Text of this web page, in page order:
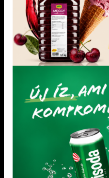
DIA-WELLNESS TERMÉKEK
Dia-wellness Crunchy Coconut 30
Gluténmentes, vegán, pálmaolajmentes.
Hozzáadott cukrot nem tartalmaz.
Természetes módon előforduló cukrot
tartalmaz. Túlzott fogyasztása hashajtó
hatású lehet! A cukor helyett eritritet
tartalmazó ételek fogyasztása a fogyasztást
követően kisebb mértékű vércukorszint
emelkedést okozhat, mint a cukrot
tartalmazó ételek fogyasztása!
Futárszolgálattal nem kézbesíthető.
Amennyiben kosarába helyezte a